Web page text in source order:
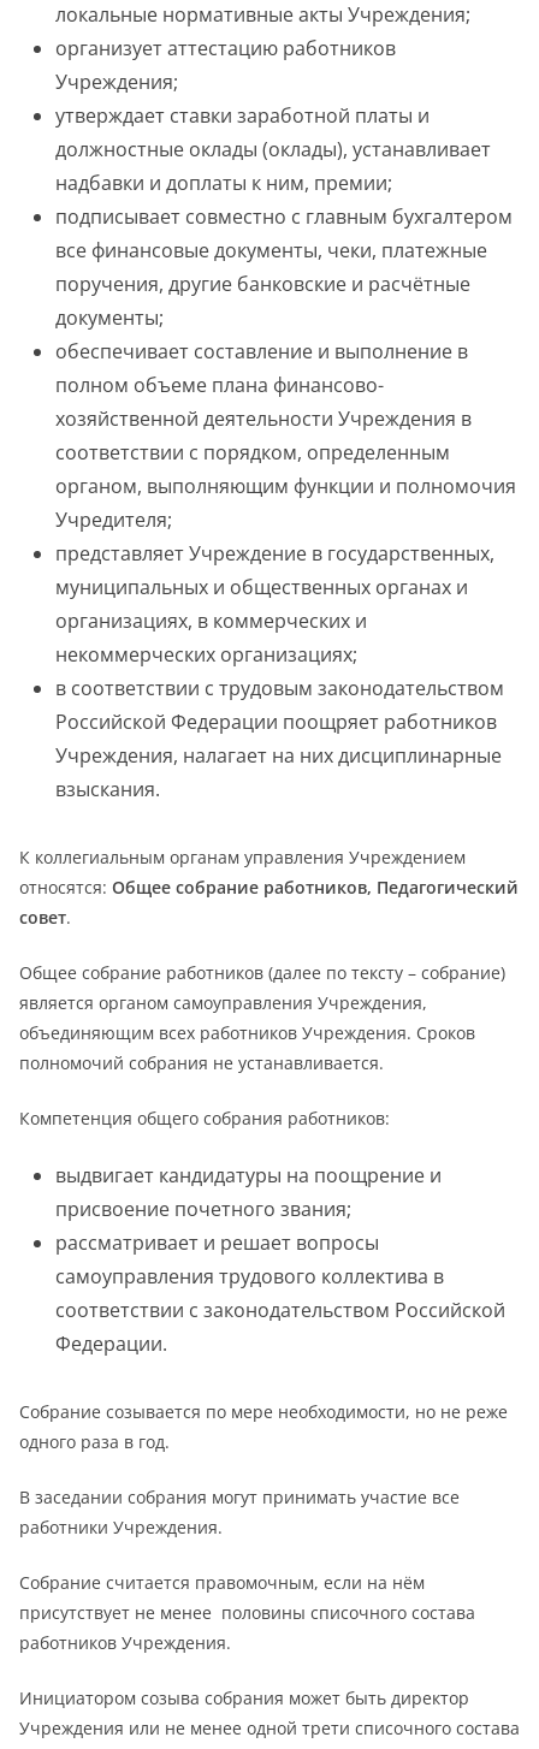
локальные нормативные акты Учреждения;
организует аттестацию работников
Учреждения;
утверждает ставки заработной платы и
должностные оклады (оклады), устанавливает
надбавки и доплаты к ним, премии;
подписывает совместно с главным бухгалтером
все финансовые документы, чеки, платежные
поручения, другие банковские и расчётные
документы;
обеспечивает составление и выполнение в
полном объеме плана финансово-
хозяйственной деятельности Учреждения в
соответствии с порядком, определенным
органом, выполняющим функции и полномочия
Учредителя;
представляет Учреждение в государственных,
муниципальных и общественных органах и
организациях, в коммерческих и
некоммерческих организациях;
в соответствии с трудовым законодательством
Российской Федерации поощряет работников
Учреждения, налагает на них дисциплинарные
взыскания.
К коллегиальным органам управления Учреждением
относятся: Общее собрание работников, Педагогический
совет.
Общее собрание работников (далее по тексту – собрание)
является органом самоуправления Учреждения,
объединяющим всех работников Учреждения. Сроков
полномочий собрания не устанавливается.
Компетенция общего собрания работников:
выдвигает кандидатуры на поощрение и
присвоение почетного звания;
рассматривает и решает вопросы
самоуправления трудового коллектива в
соответствии с законодательством Российской
Федерации.
Собрание созывается по мере необходимости, но не реже
одного раза в год.
В заседании собрания могут принимать участие все
работники Учреждения.
Собрание считается правомочным, если на нём
присутствует не менее половины списочного состава
работников Учреждения.
Инициатором созыва собрания может быть директор
Учреждения или не менее одной трети списочного состава